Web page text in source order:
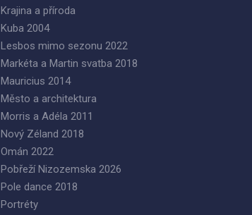
Krajina a příroda
Kuba 2004
Lesbos mimo sezonu 2022
Markéta a Martin svatba 2018
Mauricius 2014
Město a architektura
Morris a Adéla 2011
Nový Zéland 2018
Omán 2022
Pobřeží Nizozemska 2026
Pole dance 2018
Portréty